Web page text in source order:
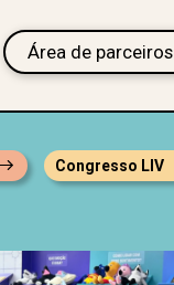
Área de parceiros
Congresso LIV